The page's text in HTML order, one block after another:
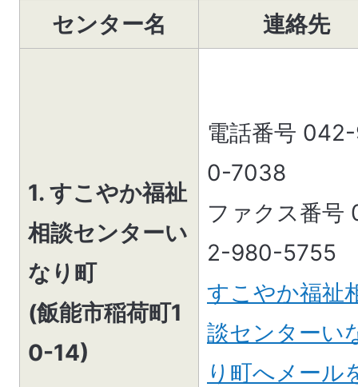
センター名
連絡先
1. すこやか福祉
相談センターい
なり町
(飯能市稲荷町1
0-14)
電話番号
0-7038
ファクス番号
2-980-5755
すこやか福祉
談センターい
り町へメール